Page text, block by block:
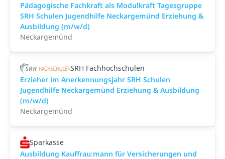
Pädagogische Fachkraft als Modulkraft Tagesgruppe
SRH Schulen Jugendhilfe Neckargemünd Erziehung &
Ausbildung (m/w/d)
Neckargemünd
SRH Fachhochschulen
Erzieher im Anerkennungsjahr SRH Schulen
Jugendhilfe Neckargemünd Erziehung & Ausbildung
(m/w/d)
Neckargemünd
Sparkasse
Ausbildung Kauffrau:mann für Versicherungen und